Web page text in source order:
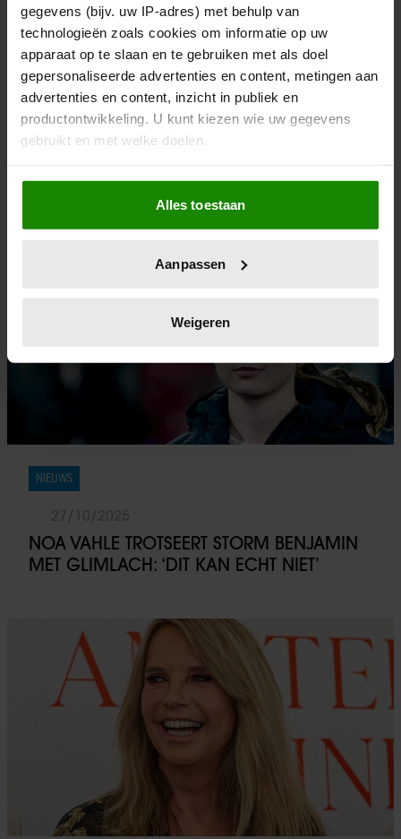
gegevens (bijv. uw IP-adres) met behulp van
technologieën zoals cookies om informatie op uw
apparaat op te slaan en te gebruiken met als doel
gepersonaliseerde advertenties en content, metingen aan
advertenties en content, inzicht in publiek en
productontwikkeling. U kunt kiezen wie uw gegevens
gebruikt en met welke doelen.
Als u het toestaat, willen we ook graag:
Informatie verzamelen over uw geografische
locatie, die tot een paar meter nauwkeurig kan zijn
scannen op specifieke eigenschappen (fingerprinting)
verwerkt en stel uw voorkeuren in het
intrekken in de Cookieverklaring.
We gebruiken cookies om content en advertenties te
personaliseren, om functies voor social media te bieden
en om ons websiteverkeer te analyseren. Ook delen we
informatie over uw gebruik van onze site met onze
partners voor social media, adverteren en analyse. Deze
informatie die u aan ze heeft verstrekt of die ze hebben
verzameld op basis van uw gebruik van hun services. U
Alles toestaan
Aanpassen
Weigeren
SHOWBUZZ
23/12/2025
NOA VAHLE FELICITEERT VOETBALLER PER
NIEUWS
NOA VAHLE TROTSEERT STORM BENJAMIN
MET GLIMLACH: ‘DIT KAN ECHT NIET’